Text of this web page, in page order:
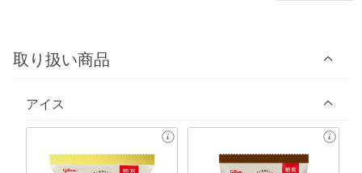
取り扱い商品
アイス